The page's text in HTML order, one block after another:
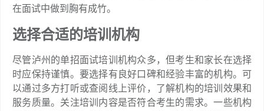
在面试中做到胸有成竹。
选择合适的培训机构
尽管泸州的单招面试培训机构众多，但考生和家长在选择
时应保持谨慎。要选择有良好口碑和经验丰富的机构。可
以通过多方打听或查阅线上评价，了解机构的培训效果和
服务质量。关注培训内容是否符合考生的需求。一些机构